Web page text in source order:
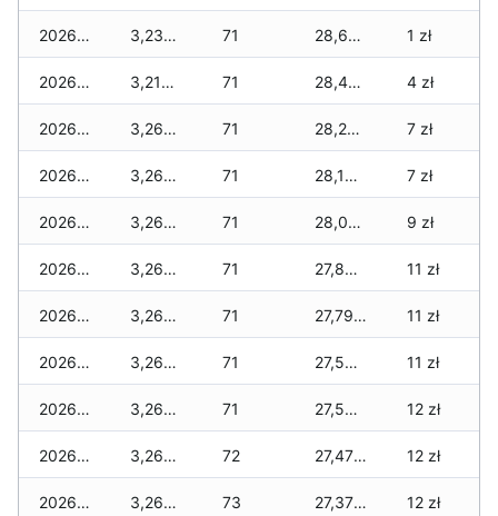
2026-07-12 3,235 zł 71 28,695 zł 1 zł
2026-07-11 3,210 zł 71 28,445 zł 4 zł
2026-07-10 3,260 zł 71 28,245 zł 7 zł
2026-07-09 3,260 zł 71 28,145 zł 7 zł
2026-07-08 3,260 zł 71 28,020 zł 9 zł
2026-07-07 3,260 zł 71 27,845 zł 11 zł
2026-07-06 3,260 zł 71 27,795 zł 11 zł
2026-07-05 3,260 zł 71 27,595 zł 11 zł
2026-07-04 3,260 zł 71 27,585 zł 12 zł
2026-07-03 3,260 zł 72 27,475 zł 12 zł
2026-07-02 3,260 zł 73 27,375 zł 12 zł